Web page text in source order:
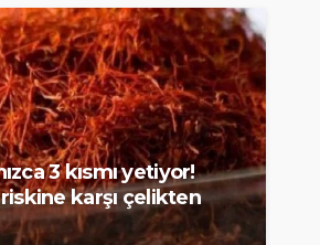
3 kısmı yetiyor!
karşı çelikten